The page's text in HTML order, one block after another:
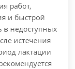
работ,
и быстрой
в недоступных
истечения
лактации